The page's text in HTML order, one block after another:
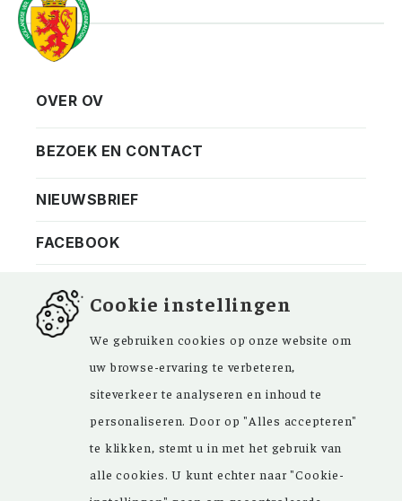
Vereniging
Privacy
Contact
Bezoekadres
OVER OV
BEZOEK EN CONTACT
NIEUWSBRIEF
FACEBOOK
Kom ‘Ons Voorgeslacht’ versterken. Sinds de
oprichting in 1946 zijn de inspirerende
artikelen in ons maandblad en meer dan
15.000 bestanden in onze databank een
grote hulp bij uw genealogisch onderzoek.
Cookie instellingen
We gebruiken cookies op onze website om
uw browse-ervaring te verbeteren,
siteverkeer te analyseren en inhoud te
personaliseren. Door op "Alles accepteren"
te klikken, stemt u in met het gebruik van
alle cookies. U kunt echter naar "Cookie-